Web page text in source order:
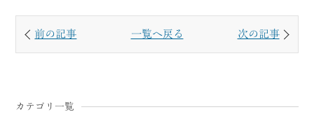
前の記事 一覧へ戻る 次の記事
カテゴリ一覧